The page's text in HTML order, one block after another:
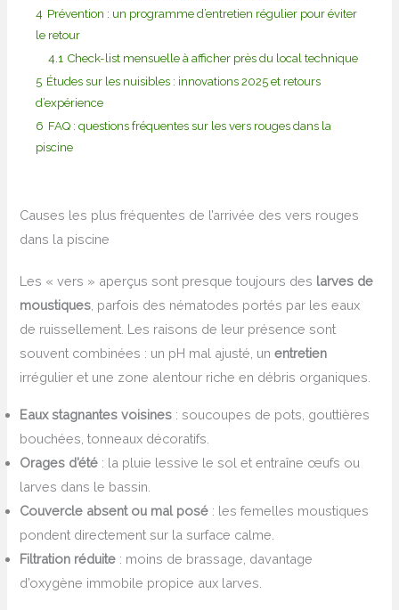
4 Prévention : un programme d’entretien régulier pour éviter
le retour
4.1 Check-list mensuelle à afficher près du local technique
5 Études sur les nuisibles : innovations 2025 et retours
d’expérience
6 FAQ : questions fréquentes sur les vers rouges dans la
piscine
Causes les plus fréquentes de l’arrivée des vers rouges
dans la piscine
Les « vers » aperçus sont presque toujours des larves de
moustiques , parfois des nématodes portés par les eaux
de ruissellement. Les raisons de leur présence sont
souvent combinées : un pH mal ajusté, unentretien
irrégulier et une zone alentour riche en débris organiques.
Eaux stagnantes voisines : soucoupes de pots, gouttières
bouchées, tonneaux décoratifs.
Orages d’été : la pluie lessive le sol et entraîne œufs ou
larves dans le bassin.
Couvercle absent ou mal posé : les femelles moustiques
pondent directement sur la surface calme.
Filtration réduite : moins de brassage, davantage
d’oxygène immobile propice aux larves.